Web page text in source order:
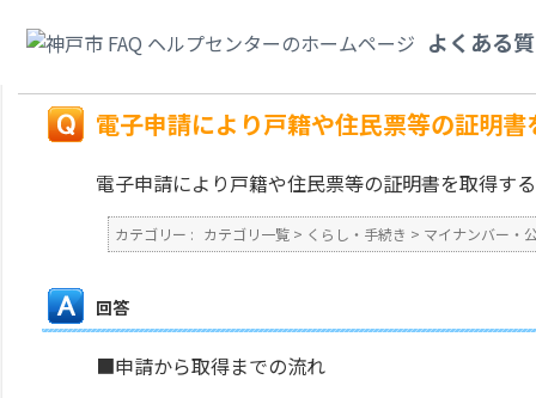
よくある
い。
電子申請により戸籍や住民票等の証明
電子申請により戸籍や住民票等の証明書を取得す
カテゴリー : カテゴリ一覧 > くらし・手続き > マイナンバー・
回答
■申請から取得までの流れ